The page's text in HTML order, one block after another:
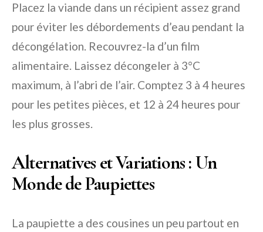
Placez la viande dans un récipient assez grand
pour éviter les débordements d’eau pendant la
décongélation. Recouvrez-la d’un film
alimentaire. Laissez décongeler à 3°C
maximum, à l’abri de l’air. Comptez 3 à 4 heures
pour les petites pièces, et 12 à 24 heures pour
les plus grosses.
Alternatives et Variations : Un
Monde de Paupiettes
La paupiette a des cousines un peu partout en